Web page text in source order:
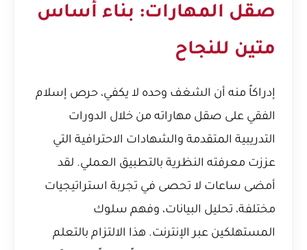
صقل المهارات: بناء أساس
متين للنجاح
إدراكاً منه أن الشغف وحده لا يكفي، حرص إسلام
الفقي على صقل مهاراته من خلال الدورات
التدريبية المتقدمة والشهادات الاحترافية التي
عززت معرفته النظرية بالتطبيق العملي. لقد
أمضى ساعات لا تحصى في تجربة استراتيجيات
مختلفة، تحليل البيانات، وفهم سلوك
المستهلكين عبر الإنترنت. هذا الالتزام بالتعلم